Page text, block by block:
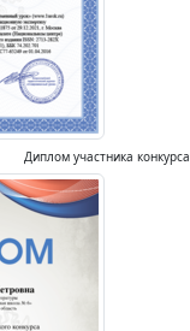
Диплом участника конкурса